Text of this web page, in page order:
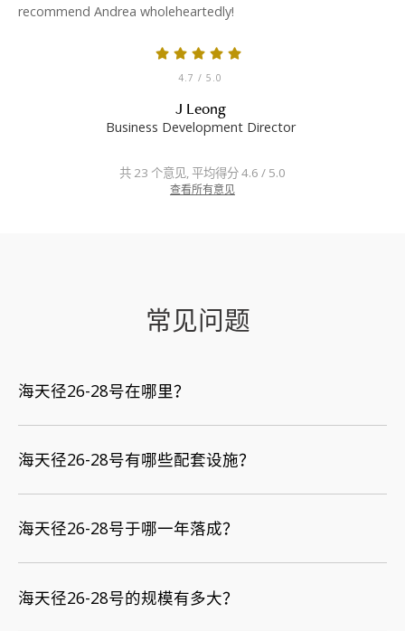
recommend Andrea wholeheartedly!
4.7 / 5.0
J Leong
Business Development Director
共 23 个意见, 平均得分 4.6 / 5.0
查看所有意见
常见问题
海天径26-28号在哪里？
海天径26-28号有哪些配套设施？
海天径26-28号于哪一年落成？
海天径26-28号的规模有多大？